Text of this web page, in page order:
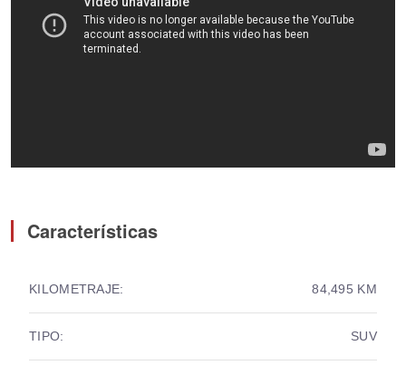
Características
KILOMETRAJE: 84,495 KM
TIPO: SUV